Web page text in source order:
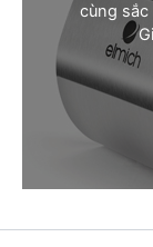
cùng sắc